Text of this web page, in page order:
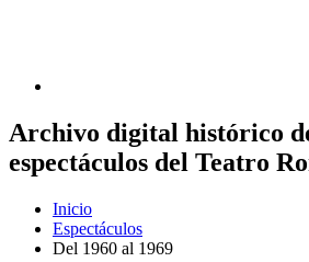
Archivo digital histórico
espectáculos del Teatro
Inicio
Espectáculos
Del 1960 al 1969